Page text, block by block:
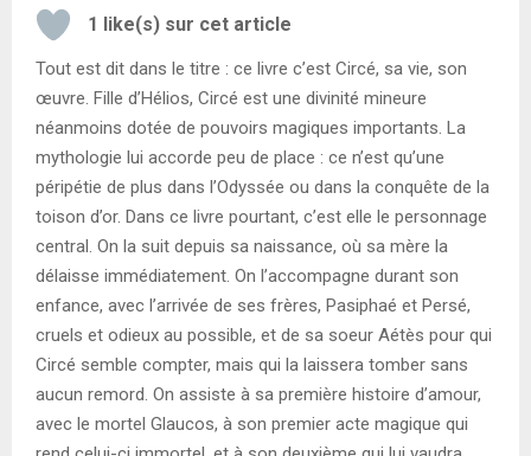
1 like(s) sur cet article
Tout est dit dans le titre : ce livre c’est Circé, sa vie, son
œuvre. Fille d’Hélios, Circé est une divinité mineure
néanmoins dotée de pouvoirs magiques importants. La
mythologie lui accorde peu de place : ce n’est qu’une
péripétie de plus dans l’Odyssée ou dans la conquête de la
toison d’or. Dans ce livre pourtant, c’est elle le personnage
central. On la suit depuis sa naissance, où sa mère la
délaisse immédiatement. On l’accompagne durant son
enfance, avec l’arrivée de ses frères, Pasiphaé et Persé,
cruels et odieux au possible, et de sa soeur Aétès pour qui
Circé semble compter, mais qui la laissera tomber sans
aucun remord. On assiste à sa première histoire d’amour,
avec le mortel Glaucos, à son premier acte magique qui